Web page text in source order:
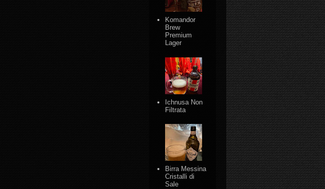
Komandor
Brew
Premium
Lager
Ichnusa Non
Filtrata
Birra Messina
Cristalli di
Sale